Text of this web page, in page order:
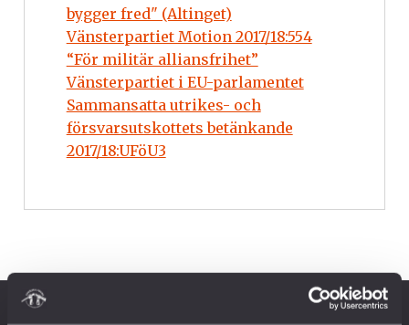
bygger fred" (Altinget)
Vänsterpartiet Motion 2017/18:554
“För militär alliansfrihet”
Vänsterpartiet i EU-parlamentet
Sammansatta utrikes- och
försvarsutskottets betänkande
2017/18:UFöU3